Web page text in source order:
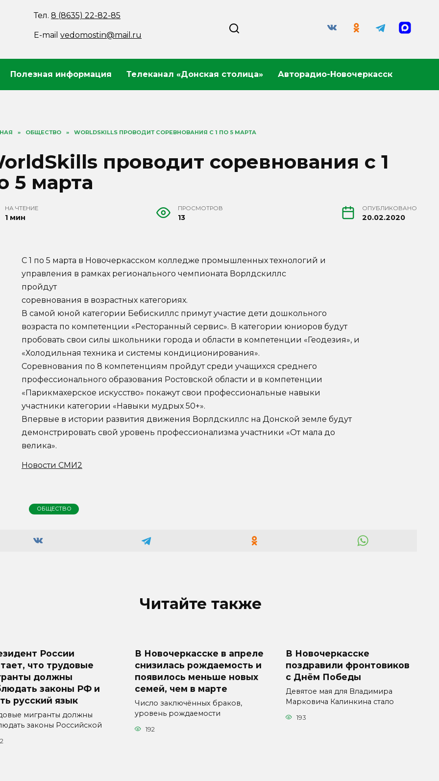
Тел.8 (8635) 22-82-85
E-mailvedomostin@mail.ru
Полезная информация Телеканал «Донская столица» Авторадио-Новочеркасск
» ОБЩЕСТВО » WORLDSKILLS ПРОВОДИТ СОРЕВНОВАНИЯ С 1 ПО 5 МАРТА
проводит соревнования с 1
5 марта
НА ЧТЕНИЕ
1 мин
ПРОСМОТРОВ
13
ОПУБЛИКОВАНО
20.02.2020
С 1 по 5 марта в Новочеркасском колледже промышленных технологий и
управления в рамках регионального чемпионата Ворлдскиллс
пройдут
соревнования в возрастных категориях.
В самой юной категории Бебискиллс примут участие дети дошкольного
возраста по компетенции «Ресторанный сервис». В категории юниоров будут
пробовать свои силы школьники города и области в компетенции «Геодезия», и
«Холодильная техника и системы кондиционирования».
Соревнования по 8 компетенциям пройдут среди учащихся среднего
профессионального образования Ростовской области и в компетенции
«Парикмахерское искусство» покажут свои профессиональные навыки
участники категории «Навыки мудрых 50+».
Впервые в истории развития движения Ворлдскиллс на Донской земле будут
демонстрировать свой уровень профессионализма участники «От мала до
велика».
Новости СМИ2
ОБЩЕСТВО
Читайте также
России
что трудовые
должны
законы РФ и
русский язык
мигранты должны
законы Российской
В Новочеркасске в апреле
снизилась рождаемость и
появилось меньше новых
семей, чем в марте
Число заключённых браков,
уровень рождаемости
192
В Новочеркасске
поздравили фронтовиков
с Днём Победы
Девятое мая для Владимира
Марковича Калинкина стало
193